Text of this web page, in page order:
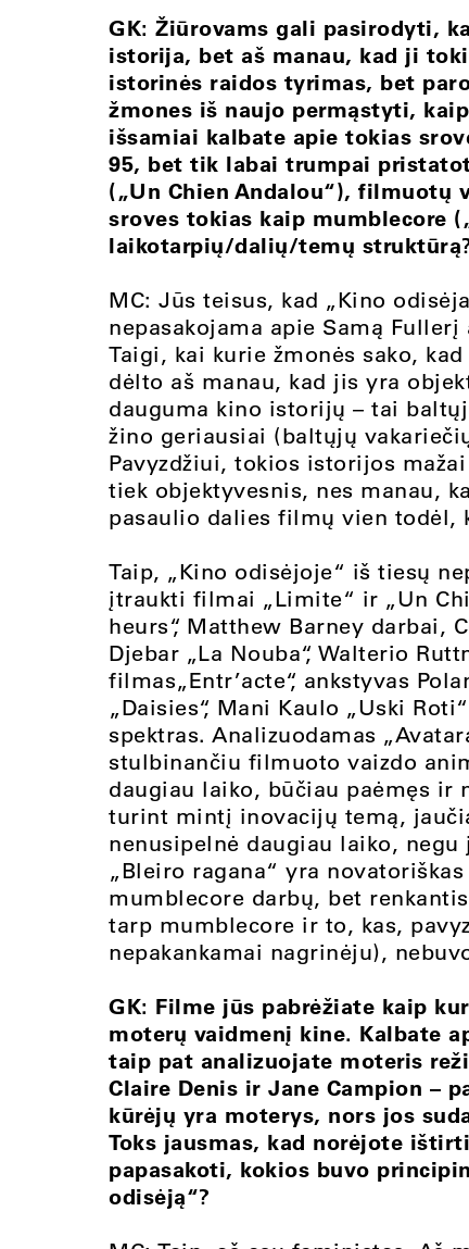
GK: Žiūrovams gali pasirodyti,
istorija, bet aš manau, kad ji
istorinės raidos tyrimas, bet
žmones iš naujo permąstyti,
išsamiai kalbate apie tokias
95, bet tik labai trumpai
(„Un Chien Andalou“), filmuotų
sroves tokias kaip mumblecore
laikotarpių/dalių/temų
MC: Jūs teisus, kad „Kino
nepasakojama apie Samą
Taigi, kai kurie žmonės sako,
dėlto aš manau, kad jis yra
dauguma kino istorijų – tai
žino geriausiai (baltųjų
Pavyzdžiui, tokios istorijos
tiek objektyvesnis, nes manau,
pasaulio dalies filmų vien todėl,
Taip, „Kino odisėjoje“ iš tiesų
įtraukti filmai „Limite“ ir „Un
heurs“, Matthew Barney darbai,
Djebar „La Nouba“, Walterio
filmas„Entr’acte“, ankstyvas
„Daisies“, Mani Kaulo „Uski
spektras. Analizuodamas
stulbinančiu filmuoto vaizdo
daugiau laiko, būčiau paėmęs ir
turint mintį inovacijų temą,
nenusipelnė daugiau laiko,
„Bleiro ragana“ yra
mumblecore darbų, bet
tarp mumblecore ir to, kas,
nepakankamai nagrinėju),
GK: Filme jūs pabrėžiate kaip
moterų vaidmenį kine. Kalbate
taip pat analizuojate moteris
Claire Denis ir Jane Campion –
kūrėjų yra moterys, nors jos
Toks jausmas, kad norėjote
papasakoti, kokios buvo
odisėją“?